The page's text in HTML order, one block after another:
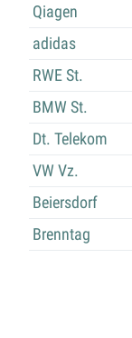
Qiagen
adidas
RWE St.
BMW St.
Dt. Telekom
VW Vz.
Beiersdorf
Brenntag